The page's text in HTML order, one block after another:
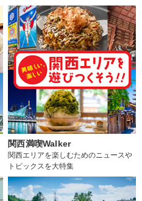
関西満喫Walker
関西エリアを楽しむためのニュースや
トピックスを大特集